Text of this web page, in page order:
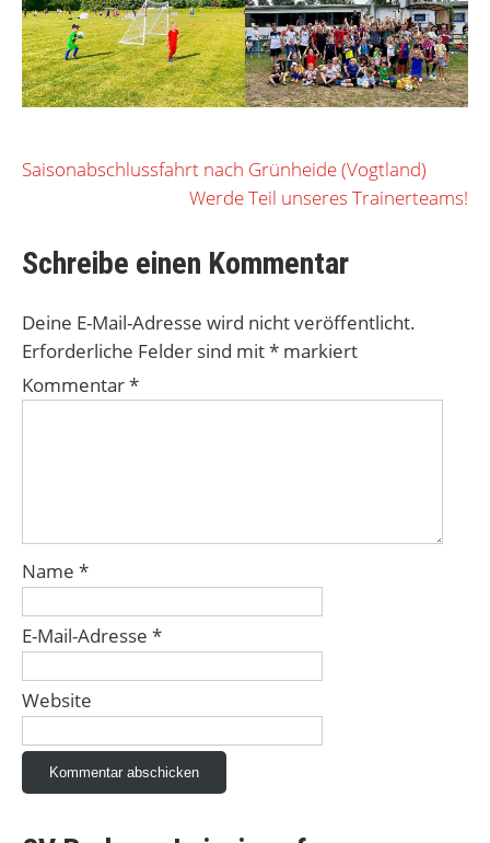
Beitragsnavigation
Saisonabschlussfahrt nach Grünheide (Vogtland)
Werde Teil unseres Trainerteams!
Schreibe einen Kommentar
Deine E-Mail-Adresse wird nicht veröffentlicht.
Erforderliche Felder sind mit* markiert
Kommentar*
Name *
E-Mail-Adresse *
Website